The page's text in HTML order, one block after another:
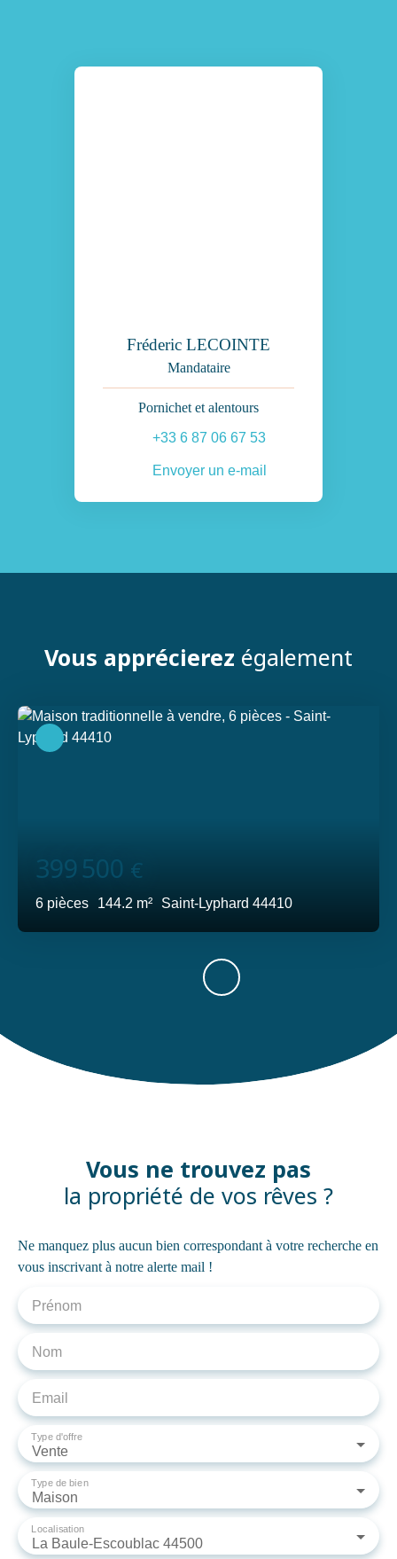
Fréderic LECOINTE
Mandataire
Pornichet et alentours
+33 6 87 06 67 53
Envoyer un e-mail
Vous apprécierez également
399 500 €
6 pièces 144.2 m² Saint-Lyphard 44410
Vous ne trouvez pas
la propriété de vos rêves ?
Ne manquez plus aucun bien correspondant à votre recherche en
vous inscrivant à notre alerte mail !
Prénom
Nom
Email
Vente
Type d'offre
Maison
Type de bien
La Baule-Escoublac 44500
Localisation